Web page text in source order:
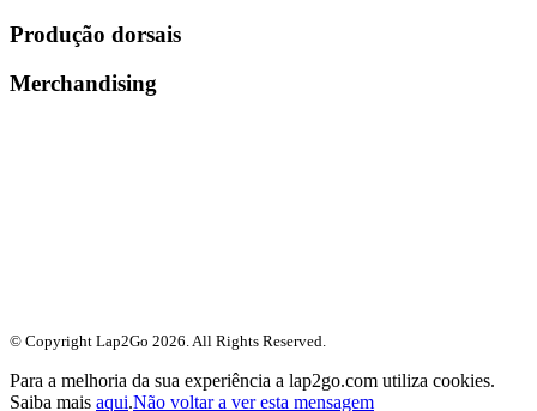
Produção dorsais
Merchandising
© Copyright Lap2Go 2026. All Rights Reserved.
Para a melhoria da sua experiência a lap2go.com utiliza cookies.
Saiba mais aqui.Não voltar a ver esta mensagem